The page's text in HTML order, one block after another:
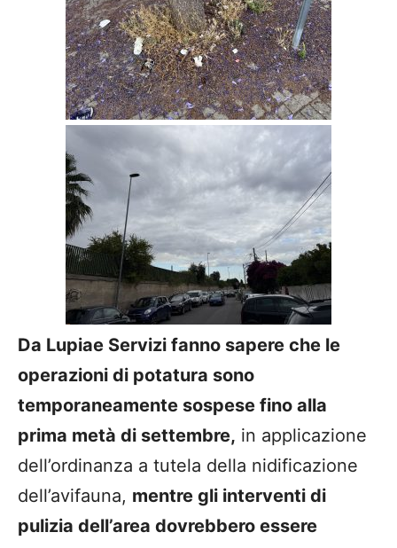
Da Lupiae Servizi fanno sapere che le
operazioni di potatura sono
temporaneamente sospese fino alla
prima metà di settembre, in applicazione
dell’ordinanza a tutela della nidificazione
dell’avifauna, mentre gli interventi di
pulizia dell’area dovrebbero essere